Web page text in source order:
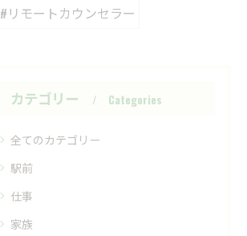
#リモートカウンセラー
カテゴリー Categories
全てのカテゴリー
駅前
仕事
家族